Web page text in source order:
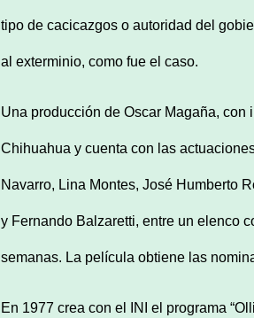
tipo de cacicazgos o autoridad del
al exterminio, como fue el caso.
Una producción de Oscar Magaña,
Chihuahua y cuenta con las
Navarro, Lina Montes, José Humberto
y Fernando Balzaretti, entre un elenco
semanas. La película obtiene las
En 1977 crea con el INI el programa